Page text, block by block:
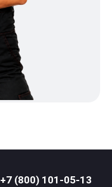
+7 (800) 101-05-13